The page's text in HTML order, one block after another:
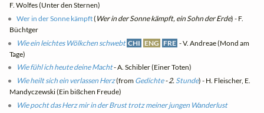
F. Wolfes (Unter den Sternen)
Wer in der Sonne kämpft( Wer in der Sonne kämpft, ein Sohn der Erde) - F.
Büchtger
Wie ein leichtes Wölkchen schwebt CHI ENG FRE - V. Andreae (Mond am
Tage)
Wie fühl ich heute deine Macht- A. Schibler (Einer Toten)
Wie heilt sich ein verlassen Herz(from Gedichte- 2. Stunde) - H. Fleischer, E.
Mandyczewski (Ein bißchen Freude)
Wie pocht das Herz mir in der Brust trotz meiner jungen Wanderlust